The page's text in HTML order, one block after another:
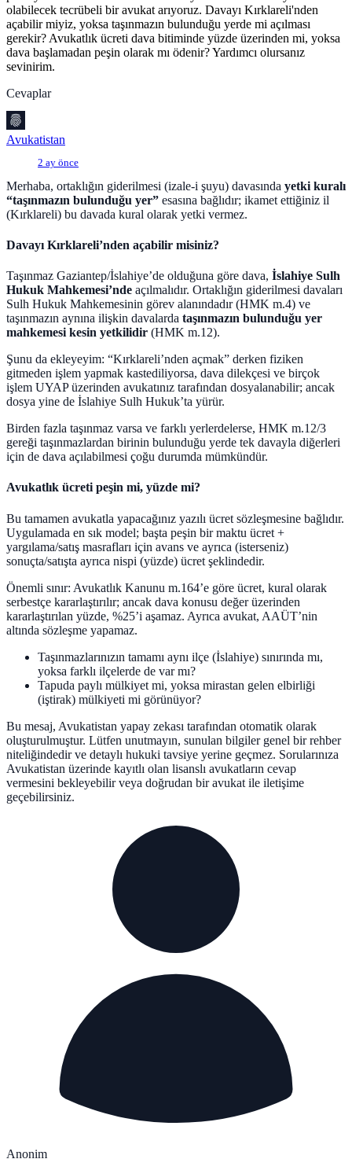
olabilecek tecrübeli bir avukat arıyoruz. Davayı Kırklareli'nden
açabilir miyiz, yoksa taşınmazın bulunduğu yerde mi açılması
gerekir? Avukatlık ücreti dava bitiminde yüzde üzerinden mi, yoksa
dava başlamadan peşin olarak mı ödenir? Yardımcı olursanız
sevinirim.
Cevaplar
Avukatistan
2 ay önce
Merhaba, ortaklığın giderilmesi (izale-i şuyu) davasında yetki kuralı
“taşınmazın bulunduğu yer” esasına bağlıdır; ikamet ettiğiniz il
(Kırklareli) bu davada kural olarak yetki vermez.
Davayı Kırklareli’nden açabilir misiniz?
Taşınmaz Gaziantep/İslahiye’de olduğuna göre dava, İslahiye Sulh
Hukuk Mahkemesi’nde açılmalıdır. Ortaklığın giderilmesi davaları
Sulh Hukuk Mahkemesinin görev alanındadır (HMK m.4) ve
taşınmazın aynına ilişkin davalarda taşınmazın bulunduğu yer
mahkemesi kesin yetkilidir (HMK m.12).
Şunu da ekleyeyim: “Kırklareli’nden açmak” derken fiziken
gitmeden işlem yapmak kastediliyorsa, dava dilekçesi ve birçok
işlem UYAP üzerinden avukatınız tarafından dosyalanabilir; ancak
dosya yine de İslahiye Sulh Hukuk’ta yürür.
Birden fazla taşınmaz varsa ve farklı yerlerdelerse, HMK m.12/3
gereği taşınmazlardan birinin bulunduğu yerde tek davayla diğerleri
için de dava açılabilmesi çoğu durumda mümkündür.
Avukatlık ücreti peşin mi, yüzde mi?
Bu tamamen avukatla yapacağınız yazılı ücret sözleşmesine bağlıdır.
Uygulamada en sık model; başta peşin bir maktu ücret +
yargılama/satış masrafları için avans ve ayrıca (isterseniz)
sonuçta/satışta ayrıca nispi (yüzde) ücret şeklindedir.
Önemli sınır: Avukatlık Kanunu m.164’e göre ücret, kural olarak
serbestçe kararlaştırılır; ancak dava konusu değer üzerinden
kararlaştırılan yüzde, %25’i aşamaz. Ayrıca avukat, AAÜT’nin
altında sözleşme yapamaz.
Taşınmazlarınızın tamamı aynı ilçe (İslahiye) sınırında mı,
yoksa farklı ilçelerde de var mı?
Tapuda paylı mülkiyet mi, yoksa mirastan gelen elbirliği
(iştirak) mülkiyeti mi görünüyor?
Bu mesaj, Avukatistan yapay zekası tarafından otomatik olarak
oluşturulmuştur. Lütfen unutmayın, sunulan bilgiler genel bir rehber
niteliğindedir ve detaylı hukuki tavsiye yerine geçmez. Sorularınıza
Avukatistan üzerinde kayıtlı olan lisanslı avukatların cevap
vermesini bekleyebilir veya doğrudan bir avukat ile iletişime
geçebilirsiniz.
Anonim